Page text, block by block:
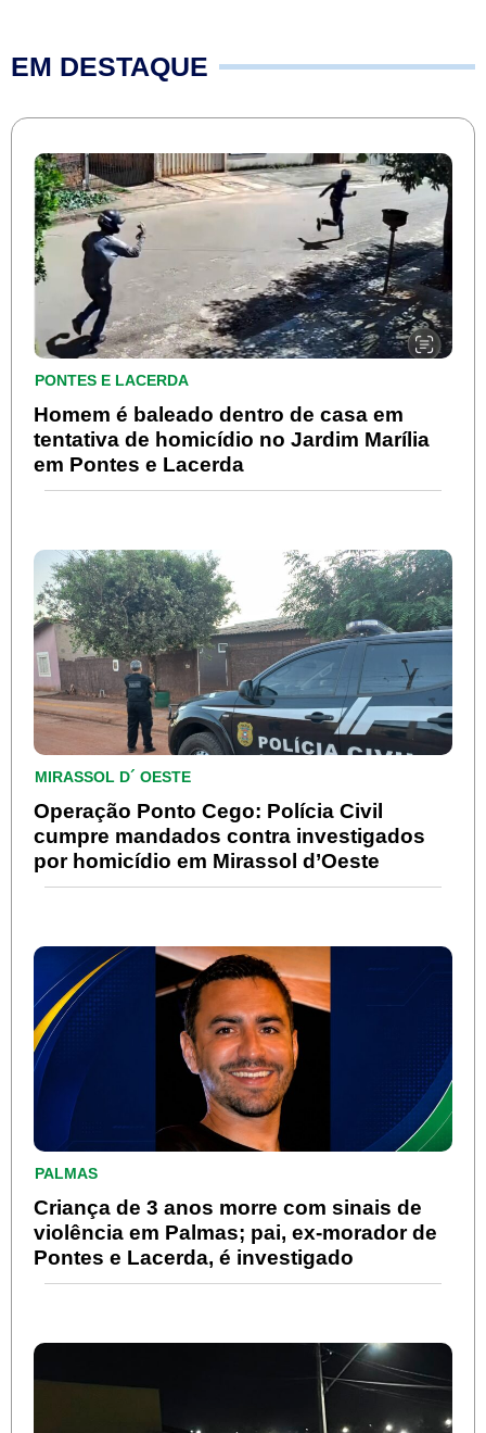
EM DESTAQUE
PONTES E LACERDA
Homem é baleado dentro de casa em
tentativa de homicídio no Jardim Marília
em Pontes e Lacerda
MIRASSOL D´ OESTE
Operação Ponto Cego: Polícia Civil
cumpre mandados contra investigados
por homicídio em Mirassol d’Oeste
PALMAS
Criança de 3 anos morre com sinais de
violência em Palmas; pai, ex-morador de
Pontes e Lacerda, é investigado